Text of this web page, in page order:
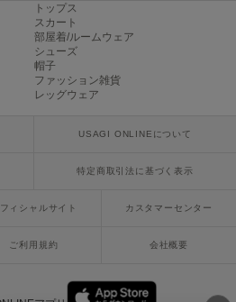
トップス
スカート
部屋着/ルームウェア
シューズ
帽子
ファッション雑貨
レッグウェア
USAGI ONLINEについて
特定商取引法に基づく表示
ィシャルサイト カスタマーセンター
ご利用規約 会社概要